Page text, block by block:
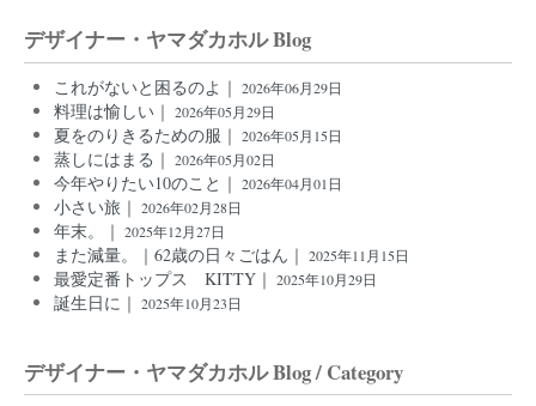
デザイナー・ヤマダカホル Blog
これがないと困るのよ｜ 2026年06月29日
料理は愉しい｜ 2026年05月29日
夏をのりきるための服｜ 2026年05月15日
蒸しにはまる｜ 2026年05月02日
今年やりたい10のこと｜ 2026年04月01日
小さい旅｜ 2026年02月28日
年末。｜ 2025年12月27日
また減量。｜62歳の日々ごはん｜ 2025年11月15日
最愛定番トップス KITTY｜ 2025年10月29日
誕生日に｜ 2025年10月23日
デザイナー・ヤマダカホル Blog / Category